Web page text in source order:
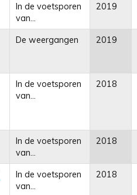
In de voetsporen
van...
2019
De weergangen 2019
In de voetsporen
van...
2018
In de voetsporen
van...
2018
In de voetsporen
van...
2018